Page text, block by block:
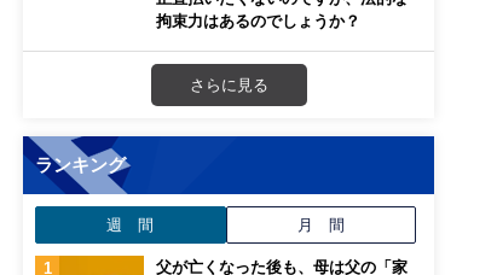
拘束力はあるのでしょうか？
さらに見る
ランキング
週 間 月 間
父が亡くなった後も、母は父の「家